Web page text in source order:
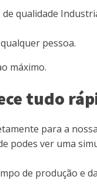
qualidade
pessoa.
máximo.
tudo
para a
podes ver uma
de produção e